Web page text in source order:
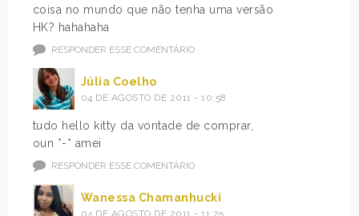
coisa no mundo que não tenha uma versão
HK? hahahaha
RESPONDER ESSE COMENTÁRIO
Júlia Coelho
04 DE AGOSTO DE 2011 - 10:58
tudo hello kitty da vontade de comprar,
oun *-* amei
RESPONDER ESSE COMENTÁRIO
Wanessa Chamanhucki